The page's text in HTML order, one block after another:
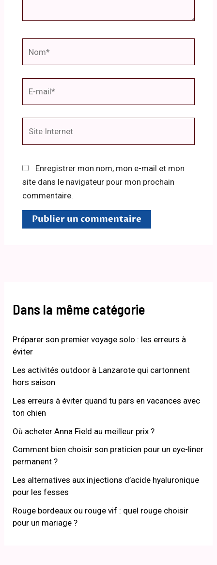
Enregistrer mon nom, mon e-mail et mon
site dans le navigateur pour mon prochain
commentaire.
Dans la même catégorie
Préparer son premier voyage solo : les erreurs à
éviter
Les activités outdoor à Lanzarote qui cartonnent
hors saison
Les erreurs à éviter quand tu pars en vacances avec
ton chien
Où acheter Anna Field au meilleur prix ?
Comment bien choisir son praticien pour un eye-liner
permanent ?
Les alternatives aux injections d’acide hyaluronique
pour les fesses
Rouge bordeaux ou rouge vif : quel rouge choisir
pour un mariage ?